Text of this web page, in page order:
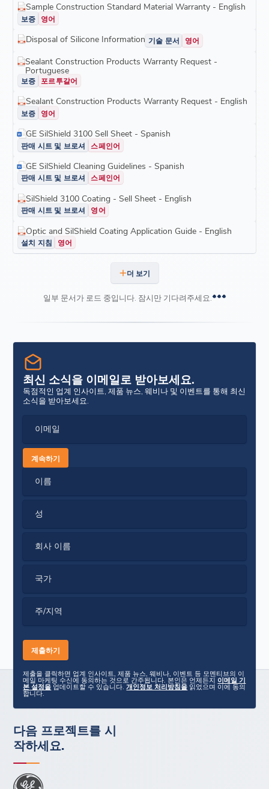
Sample Construction Standard Material Warranty - English
보증 영어
Disposal of Silicone Information 기술 문서 영어
Sealant Construction Products Warranty Request -
Portuguese
보증 포르투갈어
Sealant Construction Products Warranty Request - English
보증 영어
GE SilShield 3100 Sell Sheet - Spanish
판매 시트 및 브로셔 스페인어
GE SilShield Cleaning Guidelines - Spanish
판매 시트 및 브로셔 스페인어
SilShield 3100 Coating - Sell Sheet - English
판매 시트 및 브로셔 영어
Optic and SilShield Coating Application Guide - English
설치 지침 영어
더 보기
일부 문서가 로드 중입니다. 잠시만 기다려주세요.
최신 소식을 이메일로 받아보세요.
독점적인 업계 인사이트, 제품 뉴스, 웨비나 및 이벤트를 통해 최신
소식을 받아보세요.
이메일
계속하기
이름
성
회사 이름
국가
주/지역
제출을 클릭하면 업계 인사이트, 제품 뉴스, 웨비나, 이벤트 등 모멘티브의 이
메일 마케팅 수신에 동의하는 것으로 간주됩니다. 본인은 언제든지 이메일 기
본 설정을업데이트할 수 있습니다.개인정보 처리방침을 읽었으며 이에 동의
합니다.
다음 프로젝트를 시
작하세요.